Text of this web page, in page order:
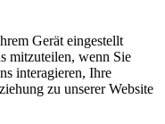
Gerät eingestellt
mitzuteilen, wenn Sie
interagieren, Ihre
zu unserer Website